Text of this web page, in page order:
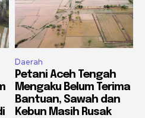
Daerah
Petani Aceh Tengah
Mengaku Belum Terima
Bantuan, Sawah dan
Kebun Masih Rusak